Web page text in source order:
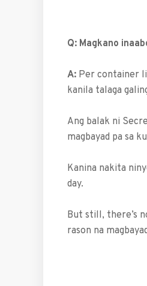
Q: Magkano
A: Per container
kanila talaga
Ang balak ni
magbayad pa sa
Kanina nakita
day.
But still, there’s
rason na